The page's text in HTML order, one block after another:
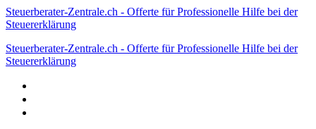
Steuerberater-Zentrale.ch - Offerte für Professionelle Hilfe bei der
Steuererklärung
Steuerberater-Zentrale.ch - Offerte für Professionelle Hilfe bei der
Steuererklärung